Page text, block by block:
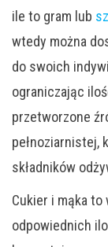
ile to gram lub
wtedy można
do swoich
ograniczając
przetworzone
pełnoziarnistej,
składników
Cukier i mąka to
odpowiednich